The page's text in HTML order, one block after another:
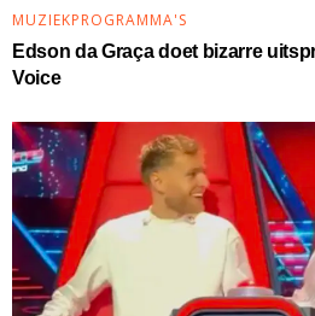
MUZIEKPROGRAMMA'S
Edson da Graça doet bizarre
Voice